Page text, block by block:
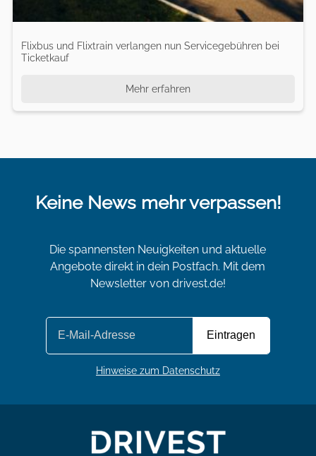
Flixbus und Flixtrain verlangen nun Servicegebühren bei
Ticketkauf
Mehr erfahren
Keine News mehr verpassen!
Die spannensten Neuigkeiten und aktuelle
Angebote direkt in dein Postfach. Mit dem
Newsletter von drivest.de!
Hinweise zum Datenschutz